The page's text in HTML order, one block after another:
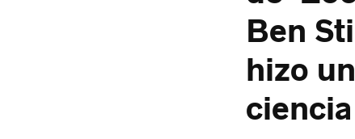
Ben
hizo